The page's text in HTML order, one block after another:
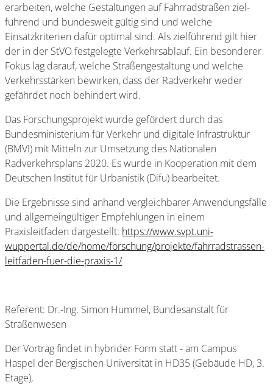
erarbeiten, welche Gestaltungen auf Fahrradstraßen ziel-
führend und bundesweit gültig sind und welche
Einsatzkriterien dafür optimal sind. Als zielführend gilt hier
der in der StVO festgelegte Verkehrsablauf. Ein besonderer
Fokus lag darauf, welche Straßengestaltung und welche
Verkehrsstärken bewirken, dass der Radverkehr weder
gefährdet noch behindert wird.
Das Forschungsprojekt wurde gefördert durch das
Bundesministerium für Verkehr und digitale Infrastruktur
(BMVI) mit Mitteln zur Umsetzung des Nationalen
Radverkehrsplans 2020. Es wurde in Kooperation mit dem
Deutschen Institut für Urbanistik (Difu) bearbeitet.
Die Ergebnisse sind anhand vergleichbarer Anwendungsfälle
und allgemeingültiger Empfehlungen in einem
Praxisleitfaden dargestellt: https://www.svpt.uni-
wuppertal.de/de/home/forschung/projekte/fahrradstrassen-
leitfaden-fuer-die-praxis-1/
Referent: Dr.-Ing. Simon Hummel, Bundesanstalt für
Straßenwesen
Der Vortrag findet in hybrider Form statt - am Campus
Haspel der Bergischen Universität in HD35 (Gebäude HD, 3.
Etage),